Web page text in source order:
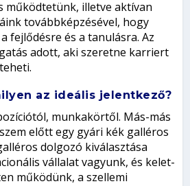
illetve aktívan
továbbképzésével, hogy
fejlődésre és a tanulásra. Az
adott, aki szeretne karriert
az ideális jelentkező?
munkakörtől. Más-más
előtt egy gyári kék galléros
dolgozó kiválasztása
vállalat vagyunk, és kelet-
működünk, a szellemi